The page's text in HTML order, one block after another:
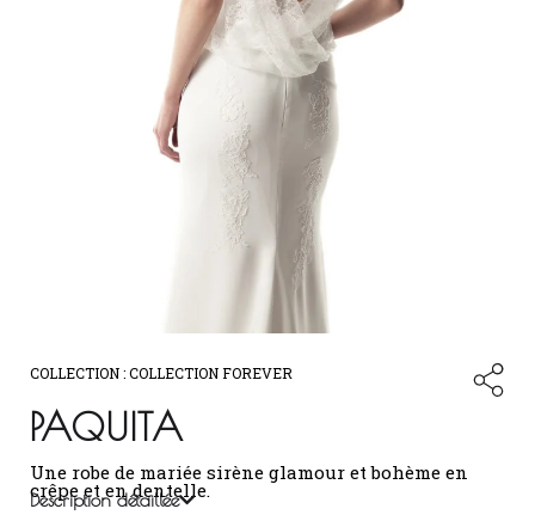
COLLECTION :COLLECTION FOREVER
PAQUITA
Une robe de mariée sirène glamour et bohème en
crêpe et en dentelle.
Description détaillée